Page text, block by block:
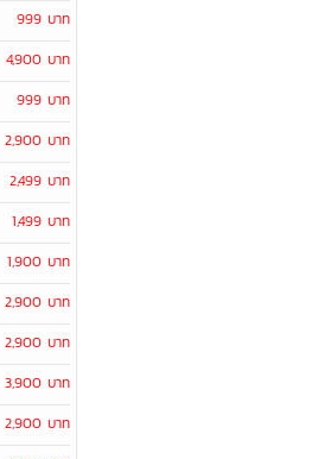
999 บาท
4,900 บาท
999 บาท
2,900 บาท
2,499 บาท
1,499 บาท
1,900 บาท
2,900 บาท
2,900 บาท
3,900 บาท
2,900 บาท